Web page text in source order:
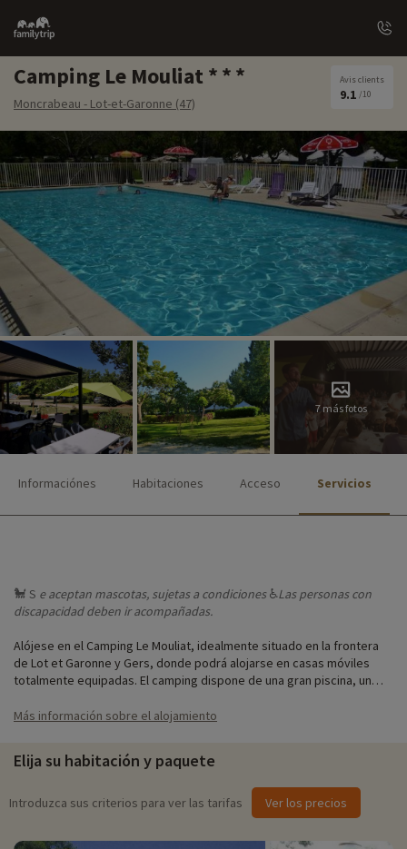
Family
trip
Camping Le Mouliat
Moncrabeau - Lot-et-Garonne (47)
Avis clients
9.1 /10
7 más fotos
Informaciónes Habitaciones Acceso Servicios
🐩 S e aceptan mascotas, sujetas a condiciones♿Las personas con
discapacidad deben ir acompañadas.
Alójese en el Camping Le Mouliat, idealmente situado en la frontera
de Lot et Garonne y Gers, donde podrá alojarse en casas móviles
totalmente equipadas. El camping dispone de una gran piscina, un
petanca, baloncesto, ping-pong, cama elástica, etc.). También hay
Más información sobre el alojamiento
Elija su habitación y paquete
Introduzca sus criterios para ver las tarifas Ver los precios